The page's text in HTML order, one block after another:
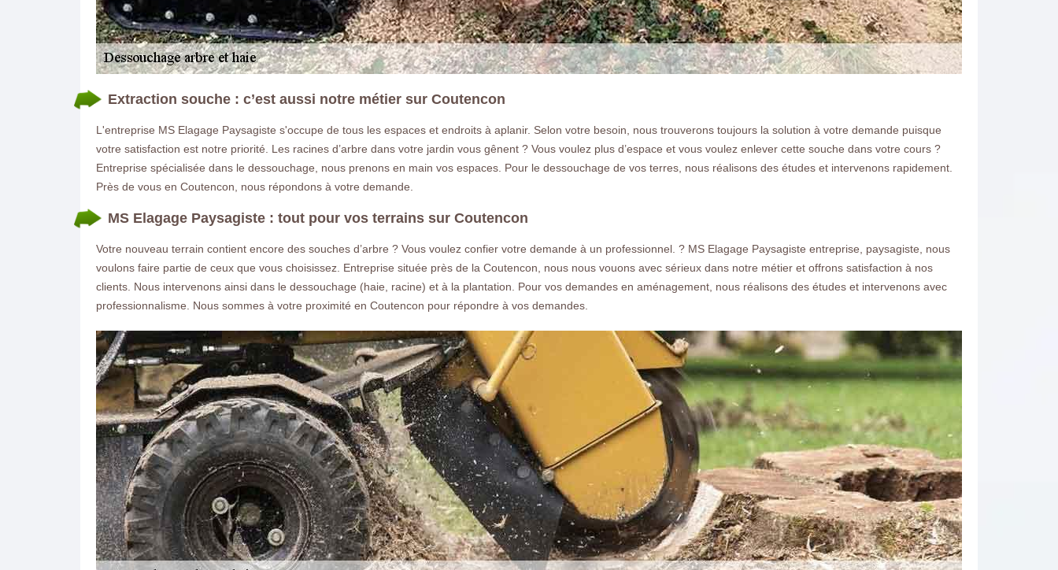
Extraction souche : c’est aussi notre métier sur Coutencon
L'entreprise MS Elagage Paysagiste s'occupe de tous les espaces et endroits à aplanir. Selon votre besoin, nous trouverons toujours la solution à votre demande puisque
votre satisfaction est notre priorité. Les racines d’arbre dans votre jardin vous gênent ? Vous voulez plus d’espace et vous voulez enlever cette souche dans votre cours ?
Entreprise spécialisée dans le dessouchage, nous prenons en main vos espaces. Pour le dessouchage de vos terres, nous réalisons des études et intervenons rapidement.
Près de vous en Coutencon, nous répondons à votre demande.
MS Elagage Paysagiste : tout pour vos terrains sur Coutencon
Votre nouveau terrain contient encore des souches d’arbre ? Vous voulez confier votre demande à un professionnel. ? MS Elagage Paysagiste entreprise, paysagiste, nous
voulons faire partie de ceux que vous choisissez. Entreprise située près de la Coutencon, nous nous vouons avec sérieux dans notre métier et offrons satisfaction à nos
clients. Nous intervenons ainsi dans le dessouchage (haie, racine) et à la plantation. Pour vos demandes en aménagement, nous réalisons des études et intervenons avec
professionnalisme. Nous sommes à votre proximité en Coutencon pour répondre à vos demandes.